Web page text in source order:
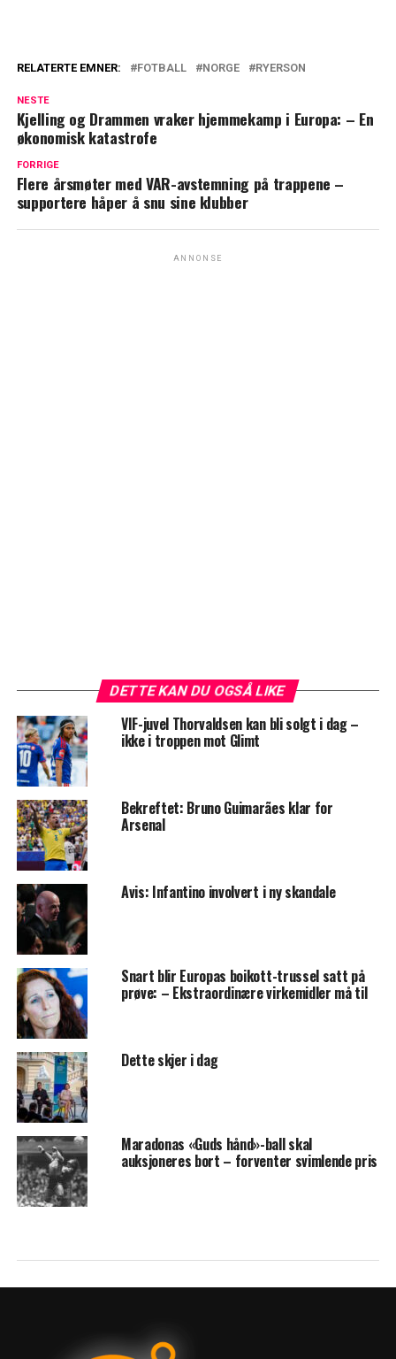
RELATERTE EMNER: FOTBALL NORGE RYERSON
NESTE
Kjelling og Drammen vraker hjemmekamp i Europa: – En
økonomisk katastrofe
FORRIGE
Flere årsmøter med VAR-avstemning på trappene –
supportere håper å snu sine klubber
ANNONSE
DETTE KAN DU OGSÅ LIKE
VIF-juvel Thorvaldsen kan bli solgt i dag –
ikke i troppen mot Glimt
Bekreftet: Bruno Guimarães klar for
Arsenal
Avis: Infantino involvert i ny skandale
Snart blir Europas boikott-trussel satt på
prøve: – Ekstraordinære virkemidler må til
Dette skjer i dag
Maradonas «Guds hånd»-ball skal
auksjoneres bort – forventer svimlende pris